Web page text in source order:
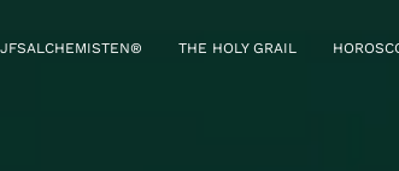
THE HOLY GRAIL